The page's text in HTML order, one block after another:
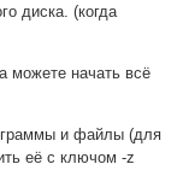
диска. (когда
можете начать всё
и файлы (для
её с ключом -z